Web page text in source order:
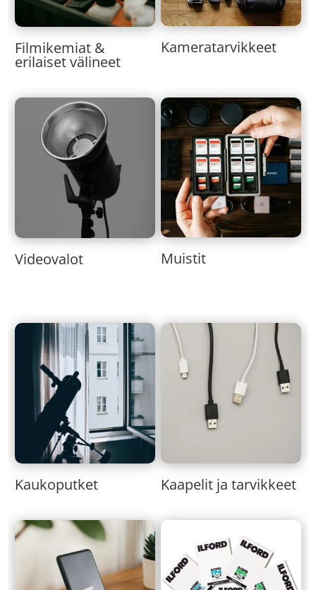
Filmikemiat &
erilaiset välineet
Kameratarvikkeet
Videovalot Muistit
Kaukoputket Kaapelit ja tarvikkeet